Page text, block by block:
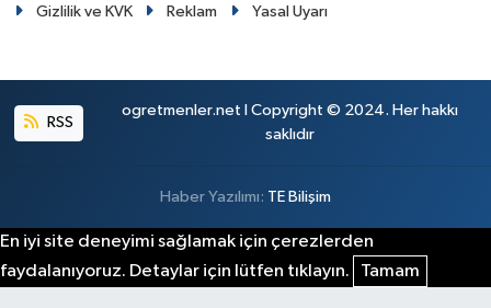
Gizlilik ve KVK
Reklam Yasal Uyarı
RSS
ogretmenler.net I Copyright © 2024. Her hakkı
saklıdır
Haber Yazılımı: TE Bilişim
En iyi site deneyimi sağlamak için çerezlerden
faydalanıyoruz. Detaylar için lütfen tıklayın.
Tamam